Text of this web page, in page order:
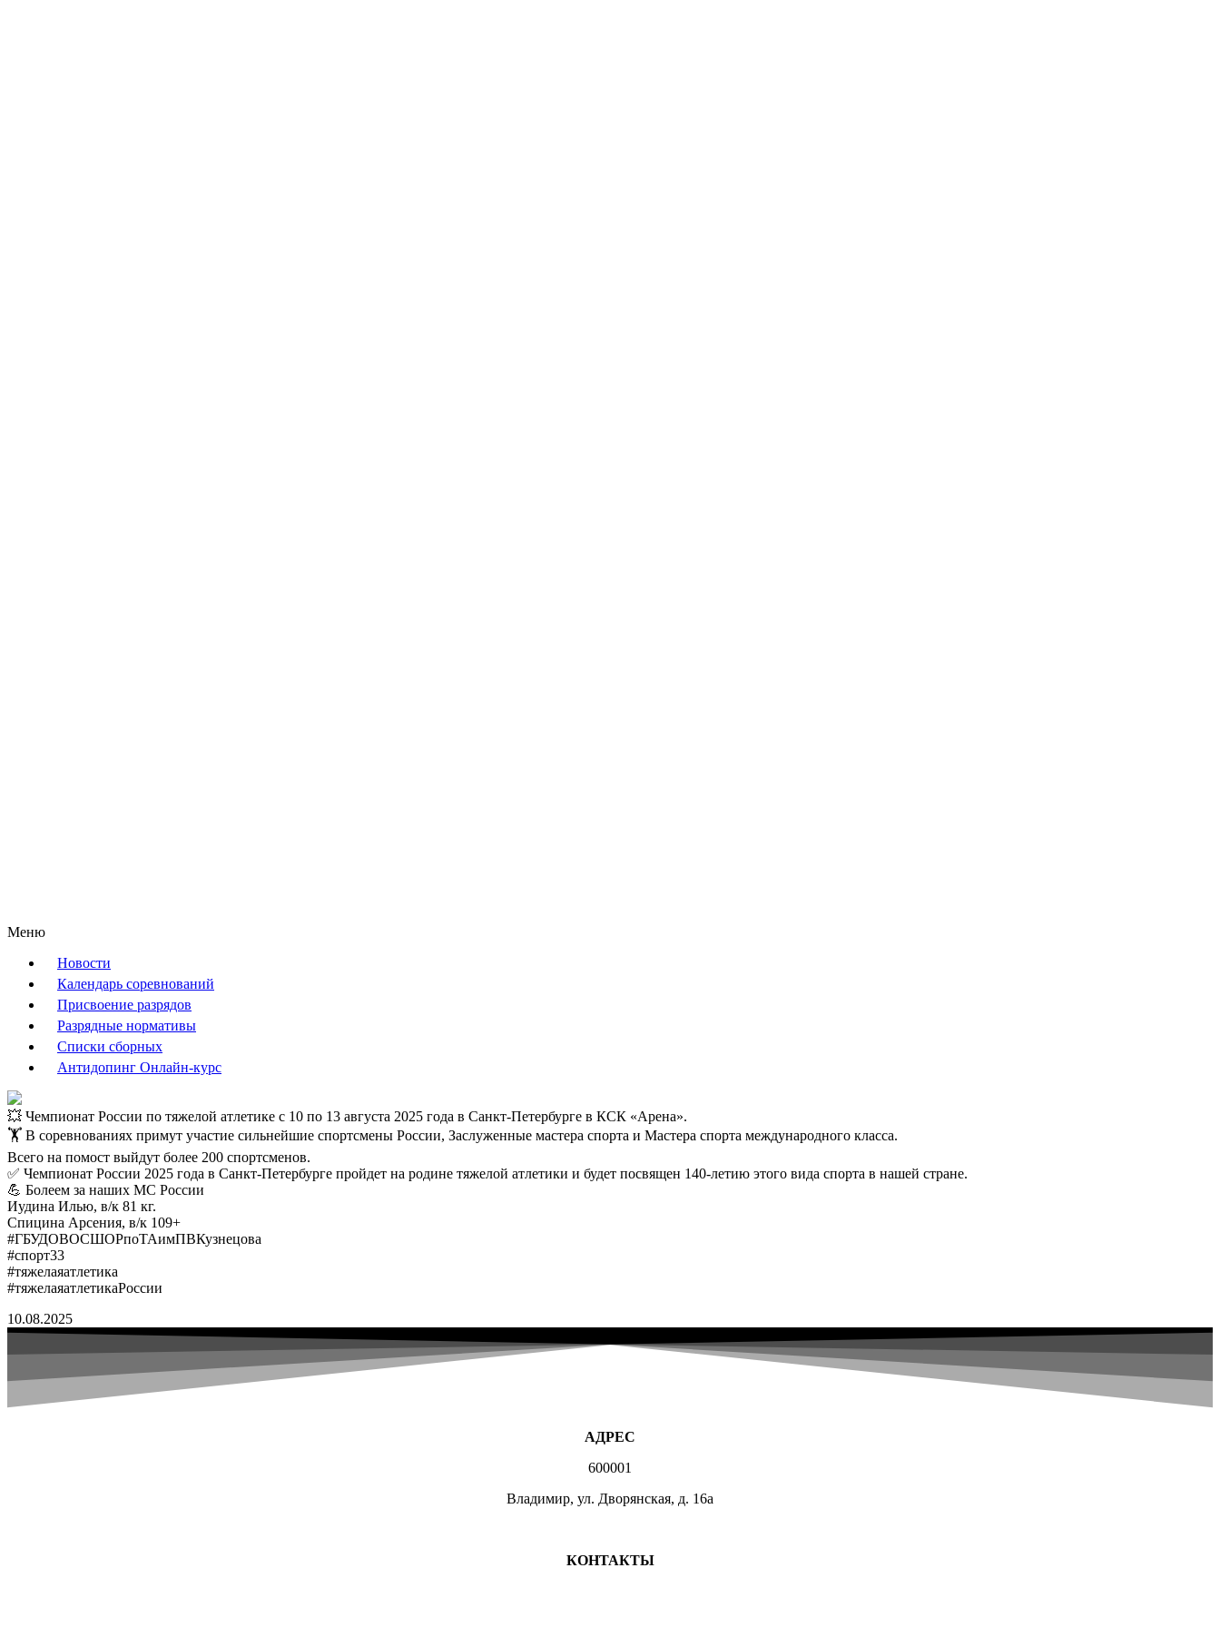
Меню
Новости
Календарь соревнований
Присвоение разрядов
Разрядные нормативы
Списки сборных
Антидопинг Онлайн-курс
💥 Чемпионат России по тяжелой атлетике с 10 по 13 августа 2025 года в Санкт-Петербурге в КСК «Арена».
🏋️ В соревнованиях примут участие сильнейшие спортсмены России, Заслуженные мастера спорта и Мастера спорта международного класса.
Всего на помост выйдут более 200 спортсменов.
✅ Чемпионат России 2025 года в Санкт-Петербурге пройдет на родине тяжелой атлетики и будет посвящен 140-летию этого вида спорта в нашей стране.
💪 Болеем за наших МС России
Иудина Илью, в/к 81 кг.
Спицина Арсения, в/к 109+
#ГБУДОВОСШОРпоТАимПВКузнецова
#спорт33
#тяжелаяатлетика
#тяжелаяатлетикаРоссии
10.08.2025
АДРЕС
600001
Владимир, ул. Дворянская, д. 16а
КОНТАКТЫ